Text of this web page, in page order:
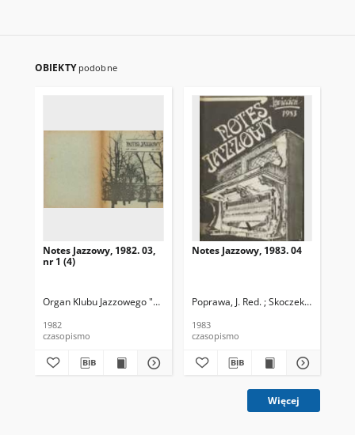
OBIEKTY podobne
Notes Jazzowy, 1982. 03,
nr 1 (4)
Organ Klubu Jazzowego "Rotunda" Skoczek, T. Red.
1982
czasopismo
Notes Jazzowy, 1983. 04
Poprawa, J. Red. ; Skoczek T. Red.
1983
czasopismo
Więcej